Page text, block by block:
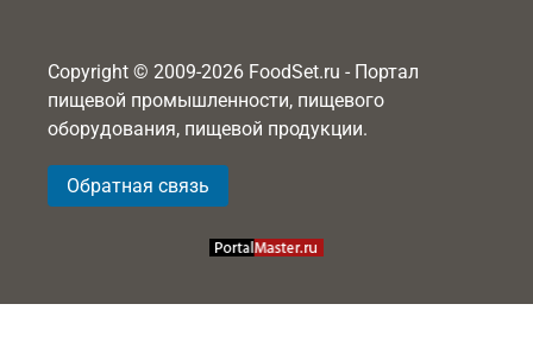
Copyright © 2009-2026 FoodSet.ru - Портал
пищевой промышленности, пищевого
оборудования, пищевой продукции.
Обратная связь